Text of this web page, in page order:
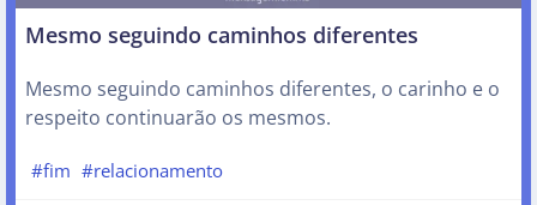
Mesmo seguindo caminhos diferentes
Mesmo seguindo caminhos diferentes, o carinho e o
respeito continuarão os mesmos.
#fim #relacionamento